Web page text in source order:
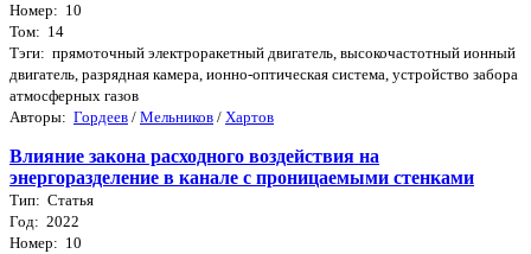
Номер: 10
Том: 14
Тэги: прямоточный электроракетный двигатель, высокочастотный ионный
двигатель, разрядная камера, ионно-оптическая система, устройство забора
атмосферных газов
Авторы: Гордеев / Мельников / Хартов
Влияние закона расходного воздействия на
энергоразделение в канале с проницаемыми стенками
Тип: Статья
Год: 2022
Номер: 10